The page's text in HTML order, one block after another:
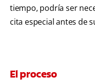
tiempo, podría ser
cita especial antes de
El proceso